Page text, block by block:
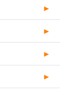
►
►
►
►